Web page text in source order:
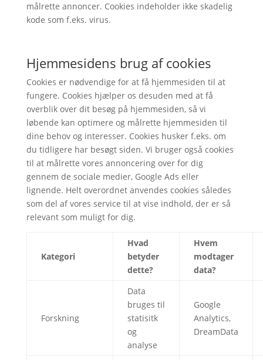
målrette annoncer. Cookies indeholder ikke skadelig
kode som f.eks. virus.
Hjemmesidens brug af cookies
Cookies er nødvendige for at få hjemmesiden til at
fungere. Cookies hjælper os desuden med at få
overblik over dit besøg på hjemmesiden, så vi
løbende kan optimere og målrette hjemmesiden til
dine behov og interesser. Cookies husker f.eks. om
du tidligere har besøgt siden. Vi bruger også cookies
til at målrette vores annoncering over for dig
gennem de sociale medier, Google Ads eller
lignende. Helt overordnet anvendes cookies således
som del af vores service til at vise indhold, der er så
relevant som muligt for dig.
Kategori
Hvad
betyder
dette?
Hvem
modtager
data?
Forskning
Data
bruges til
statisitk
og
analyse
Google
Analytics,
DreamData